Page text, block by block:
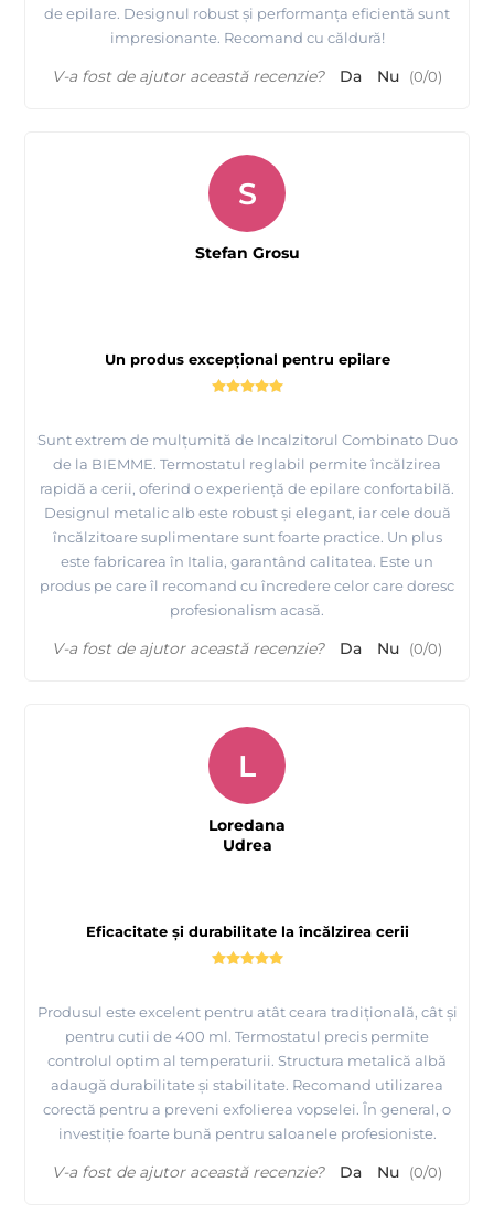
de epilare. Designul robust și performanța eficientă sunt
impresionante. Recomand cu căldură!
V-a fost de ajutor această recenzie? Da Nu (0/0)
Un produs excepțional pentru epilare
Sunt extrem de mulțumită de Incalzitorul Combinato Duo
de la BIEMME. Termostatul reglabil permite încălzirea
rapidă a cerii, oferind o experiență de epilare confortabilă.
Designul metalic alb este robust și elegant, iar cele două
încălzitoare suplimentare sunt foarte practice. Un plus
este fabricarea în Italia, garantând calitatea. Este un
produs pe care îl recomand cu încredere celor care doresc
profesionalism acasă.
S
Stefan Grosu
V-a fost de ajutor această recenzie? Da Nu (0/0)
Eficacitate și durabilitate la încălzirea cerii
Produsul este excelent pentru atât ceara tradițională, cât și
pentru cutii de 400 ml. Termostatul precis permite
controlul optim al temperaturii. Structura metalică albă
adaugă durabilitate și stabilitate. Recomand utilizarea
corectă pentru a preveni exfolierea vopselei. În general, o
investiție foarte bună pentru saloanele profesioniste.
L
Loredana
Udrea
V-a fost de ajutor această recenzie? Da Nu (0/0)